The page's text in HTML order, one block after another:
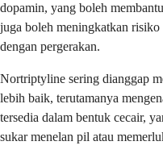
dopamin, yang boleh
juga boleh meningkatkan risiko
dengan pergerakan.
Nortriptyline sering dianggap
lebih baik, terutamanya
tersedia dalam bentuk cecair,
sukar menelan pil atau